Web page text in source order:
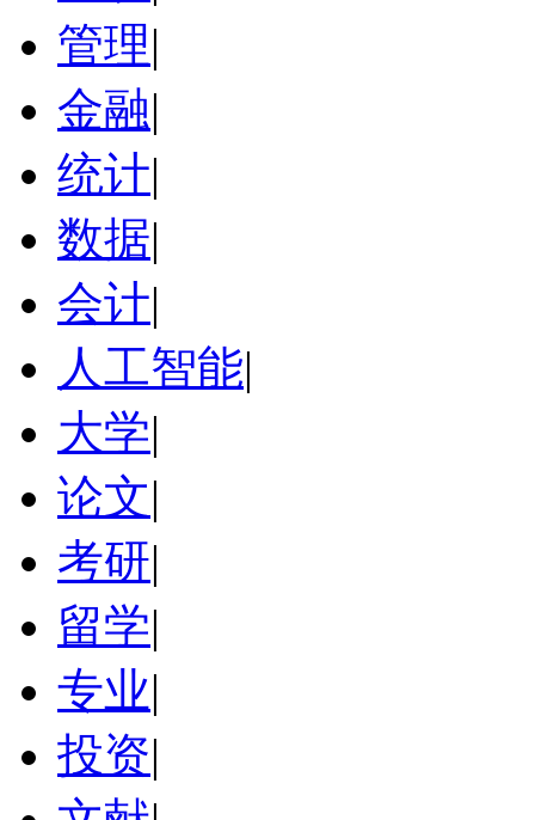
管理|
金融|
统计|
数据|
会计|
人工智能|
大学|
论文|
考研|
留学|
专业|
投资|